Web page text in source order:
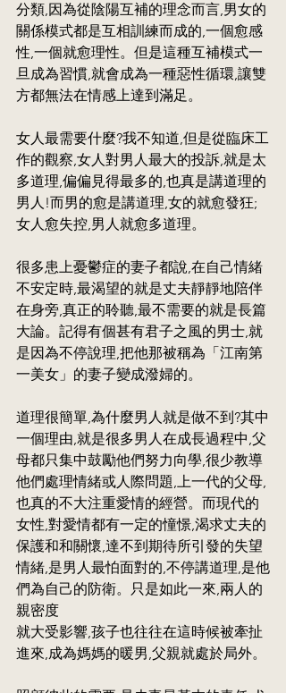
分類,因為從陰陽互補的理念而言,男女的
關係模式都是互相訓練而成的,一個愈感
性,一個就愈理性。但是這種互補模式一
旦成為習慣,就會成為一種惡性循環,讓雙
方都無法在情感上達到滿足。
女人最需要什麼?我不知道,但是從臨床工
作的觀察,女人對男人最大的投訴,就是太
多道理,偏偏見得最多的,也真是講道理的
男人!而男的愈是講道理,女的就愈發狂;
女人愈失控,男人就愈多道理。
很多患上憂鬱症的妻子都說,在自己情緒
不安定時,最渴望的就是丈夫靜靜地陪伴
在身旁,真正的聆聽,最不需要的就是長篇
大論。記得有個甚有君子之風的男士,就
是因為不停說理,把他那被稱為「江南第
一美女」的妻子變成潑婦的。
道理很簡單,為什麼男人就是做不到?其中
一個理由,就是很多男人在成長過程中,父
母都只集中鼓勵他們努力向學,很少教導
他們處理情緒或人際問題,上一代的父母,
也真的不大注重愛情的經營。而現代的
女性,對愛情都有一定的憧憬,渴求丈夫的
保護和和關懷,達不到期待所引發的失望
情緒,是男人最怕面對的,不停講道理,是他
們為自己的防衛。只是如此一來,兩人的
親密度
就大受影響,孩子也往往在這時候被牽扯
進來,成為媽媽的暖男,父親就處於局外。